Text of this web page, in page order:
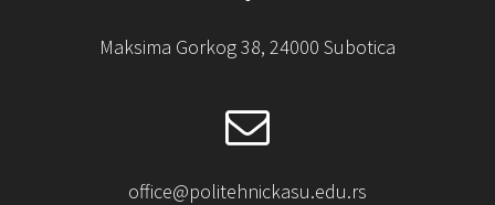
Maksima Gorkog 38, 24000 Subotica
office@politehnickasu.edu.rs